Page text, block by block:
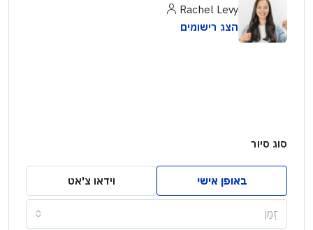
Rachel Levy
הצג רישומים
סוג סיור
באופן אישי וידאו צ'אט
זְמַן